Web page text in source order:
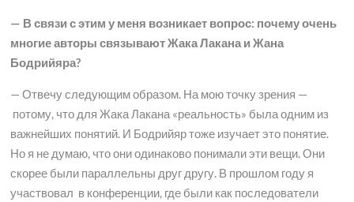
— В связи с этим у меня возникает вопрос: почему очень
многие авторы связывают Жака Лакана и Жана
Бодрийяра?
— Отвечу следующим образом. На мою точку зрения —
потому, что для Жака Лакана «реальность» была одним из
важнейших понятий. И Бодрийяр тоже изучает это понятие.
Но я не думаю, что они одинаково понимали эти вещи. Они
скорее были параллельны друг другу. В прошлом году я
участвовал в конференции, где были как последователи